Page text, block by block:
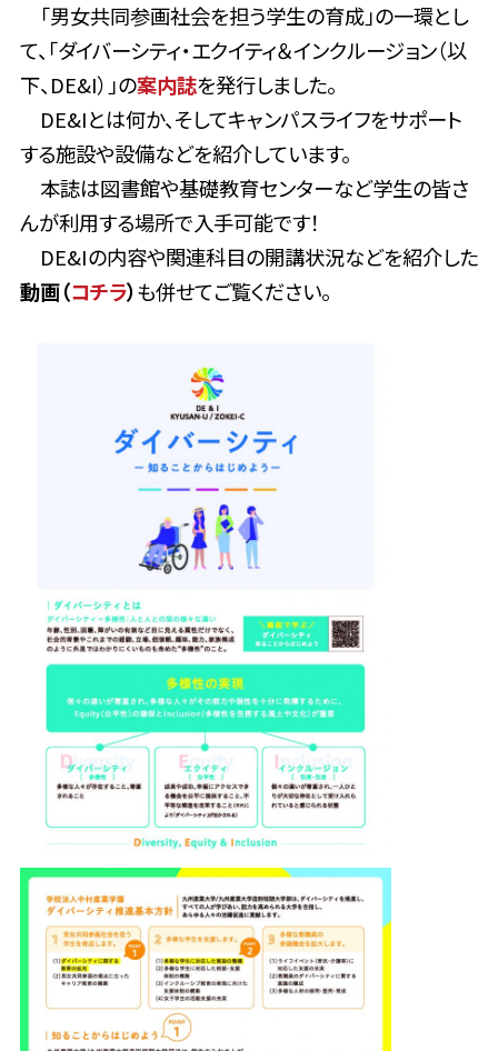
「男女共同参画社会を担う学生の育成」の一環とし
て、「ダイバーシティ・エクイティ＆インクルージョン（以
下、DE&I）」の案内誌を発行しました。
DE&Iとは何か、そしてキャンパスライフをサポート
する施設や設備などを紹介しています。
本誌は図書館や基礎教育センターなど学生の皆さ
んが利用する場所で入手可能です！
DE&Iの内容や関連科目の開講状況などを紹介した
動画（コチラ）も併せてご覧ください。